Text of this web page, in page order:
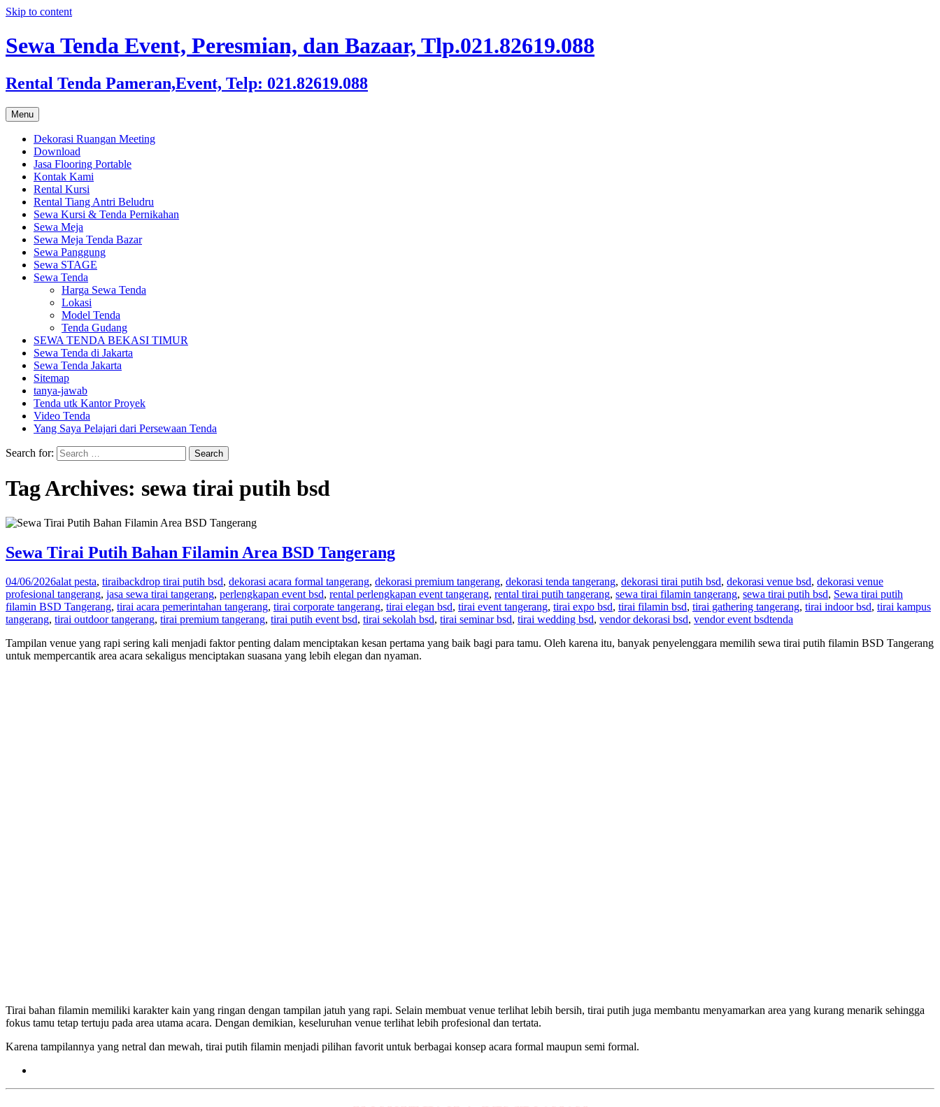
Skip to content
Sewa Tenda Event, Peresmian, dan Bazaar, Tlp.021.82619.088
Rental Tenda Pameran,Event, Telp: 021.82619.088
Menu
Dekorasi Ruangan Meeting
Download
Jasa Flooring Portable
Kontak Kami
Rental Kursi
Rental Tiang Antri Beludru
Sewa Kursi & Tenda Pernikahan
Sewa Meja
Sewa Meja Tenda Bazar
Sewa Panggung
Sewa STAGE
Sewa Tenda
Harga Sewa Tenda
Lokasi
Model Tenda
Tenda Gudang
SEWA TENDA BEKASI TIMUR
Sewa Tenda di Jakarta
Sewa Tenda Jakarta
Sitemap
tanya-jawab
Tenda utk Kantor Proyek
Video Tenda
Yang Saya Pelajari dari Persewaan Tenda
Search for:
Tag Archives: sewa tirai putih bsd
Sewa Tirai Putih Bahan Filamin Area BSD Tangerang
04/06/2026alat pesta, tiraibackdrop tirai putih bsd, dekorasi acara formal tangerang, dekorasi premium tangerang, dekorasi tenda tangerang, dekorasi tirai putih bsd, dekorasi venue bsd, dekorasi venue
profesional tangerang, jasa sewa tirai tangerang, perlengkapan event bsd, rental perlengkapan event tangerang, rental tirai putih tangerang, sewa tirai filamin tangerang, sewa tirai putih bsd, Sewa tirai putih
filamin BSD Tangerang, tirai acara pemerintahan tangerang, tirai corporate tangerang, tirai elegan bsd, tirai event tangerang, tirai expo bsd, tirai filamin bsd, tirai gathering tangerang, tirai indoor bsd, tirai kampus
tangerang, tirai outdoor tangerang, tirai premium tangerang, tirai putih event bsd, tirai sekolah bsd, tirai seminar bsd, tirai wedding bsd, vendor dekorasi bsd, vendor event bsdtenda
Tampilan venue yang rapi sering kali menjadi faktor penting dalam menciptakan kesan pertama yang baik bagi para tamu. Oleh karena itu, banyak penyelenggara memilih sewa tirai putih filamin BSD Tangerang
untuk mempercantik area acara sekaligus menciptakan suasana yang lebih elegan dan nyaman.
Tirai bahan filamin memiliki karakter kain yang ringan dengan tampilan jatuh yang rapi. Selain membuat venue terlihat lebih bersih, tirai putih juga membantu menyamarkan area yang kurang menarik sehingga
fokus tamu tetap tertuju pada area utama acara. Dengan demikian, keseluruhan venue terlihat lebih profesional dan tertata.
Karena tampilannya yang netral dan mewah, tirai putih filamin menjadi pilihan favorit untuk berbagai konsep acara formal maupun semi formal.